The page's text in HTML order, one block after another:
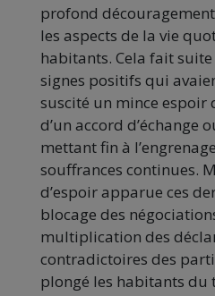
profond
les aspects de la vie
habitants. Cela fait
signes positifs qui
suscité un mince
d’un accord d’échange
mettant fin à
souffrances continues.
d’espoir apparue ces
blocage des
multiplication des
contradictoires des
plongé les habitants du